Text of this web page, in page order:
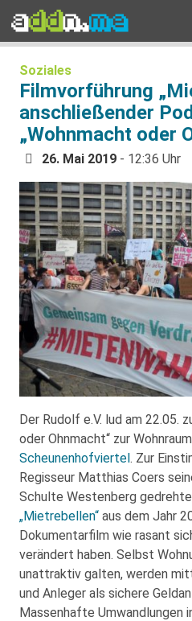
Soziales
Filmvorführung
anschließender
„Wohnmacht oder
26. Mai 2019 - 12:36 Uhr
Der Rudolf e.V. lud am 22.05.
oder Ohnmacht“ zur
Scheunenhofviertel. Zur
Regisseur Matthias Coers
Schulte Westenberg
„Mietrebellen“ aus dem Jahr
Dokumentarfilm wie rasant
verändert haben. Selbst
unattraktiv galten, werden
und Anleger als sichere
Massenhafte Umwandlungen